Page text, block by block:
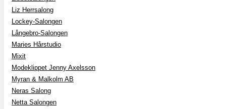
Liz Herrsalong
Lockey-Salongen
Långebro-Salongen
Maries Hårstudio
Mixit
Modeklippet Jenny Axelsson
Myran & Malkolm AB
Neras Salong
Netta Salongen